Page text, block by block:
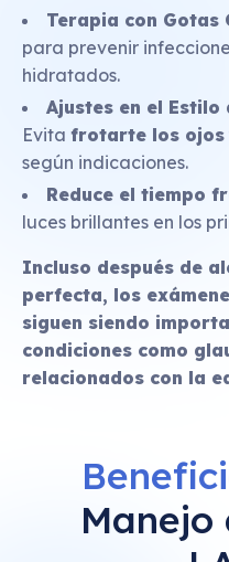
Terapia con Gotas
para prevenir
hidratados.
Ajustes en el Estilo
Evita frotarte los ojos
según indicaciones.
Reduce el tiempo
luces brillantes en los
Incluso después de
perfecta, los
siguen siendo
condiciones como
relacionados con la
Manejo